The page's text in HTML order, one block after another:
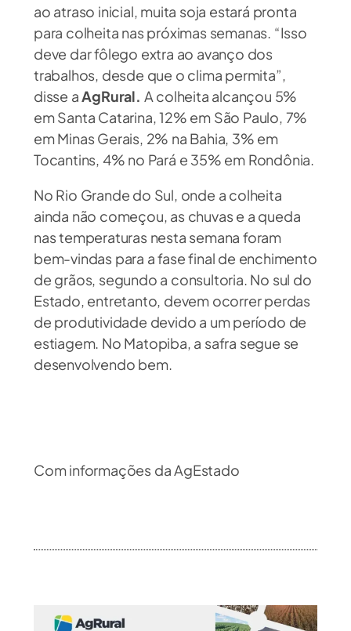
ao atraso inicial, muita soja estará pronta
para colheita nas próximas semanas. “Isso
deve dar fôlego extra ao avanço dos
trabalhos, desde que o clima permita”,
disse aAgRural. A colheita alcançou 5%
em Santa Catarina, 12% em São Paulo, 7%
em Minas Gerais, 2% na Bahia, 3% em
Tocantins, 4% no Pará e 35% em Rondônia.
No Rio Grande do Sul, onde a colheita
ainda não começou, as chuvas e a queda
nas temperaturas nesta semana foram
bem-vindas para a fase final de enchimento
de grãos, segundo a consultoria. No sul do
Estado, entretanto, devem ocorrer perdas
de produtividade devido a um período de
estiagem. No Matopiba, a safra segue se
desenvolvendo bem.
Com informações da AgEstado